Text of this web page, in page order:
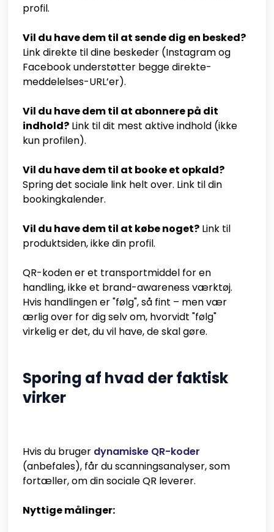
profil.
Vil du have dem til at sende dig en besked?
Link direkte til dine beskeder (Instagram og
Facebook understøtter begge direkte-
meddelelses-URL’er).
Vil du have dem til at abonnere på dit
indhold? Link til dit mest aktive indhold (ikke
kun profilen).
Vil du have dem til at booke et opkald?
Spring det sociale link helt over. Link til din
bookingkalender.
Vil du have dem til at købe noget? Link til
produktsiden, ikke din profil.
QR-koden er et transportmiddel for en
handling, ikke et brand-awareness værktøj.
Hvis handlingen er "følg", så fint – men vær
ærlig over for dig selv om, hvorvidt "følg"
virkelig er det, du vil have, de skal gøre.
Sporing af hvad der faktisk
virker
Hvis du bruger dynamiske QR-koder
(anbefales), får du scanningsanalyser, som
fortæller, om din sociale QR leverer.
Nyttige målinger: